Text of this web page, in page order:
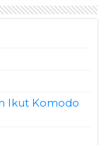
Ikut Komodo